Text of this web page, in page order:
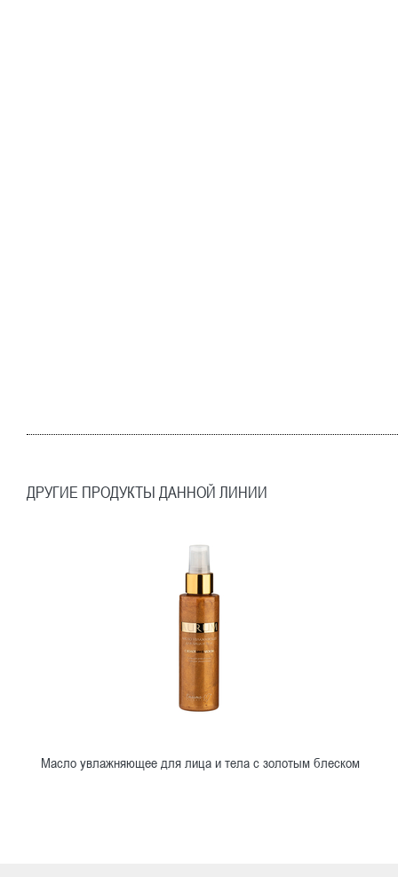
ДРУГИЕ ПРОДУКТЫ ДАННОЙ ЛИНИИ
Масло увлажняющее для лица и тела с золотым блеском